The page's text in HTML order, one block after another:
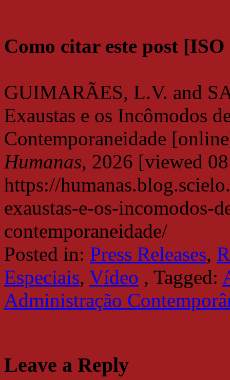
Como citar este post
GUIMARÃES, L.V. and
Exaustas e os Incômodos
Contemporaneidade
Humanas, 2026 [viewed
https://
exaustas-e-os-incomodos-
contemporaneidade/
Posted in: Press Releases,
Especiais, Vídeo , Tagged:
Administração
Leave a Reply